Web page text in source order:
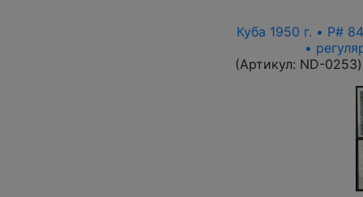
Куба 1950 г. • P#
•
(Артикул: ND-0253)